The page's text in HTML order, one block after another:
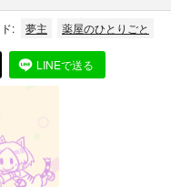
: 夢主 薬屋のひとりごと
LINEで送る